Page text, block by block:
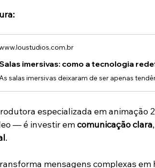
especializada em animação
— é investir em comunicação clara,
.
mensagens complexas